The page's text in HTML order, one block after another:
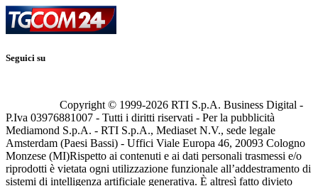
Seguici su
Copyright © 1999-2026 RTI S.p.A. Business Digital -
P.Iva 03976881007 - Tutti i diritti riservati - Per la pubblicità
Mediamond S.p.A. - RTI S.p.A., Mediaset N.V., sede legale
Amsterdam (Paesi Bassi) - Uffici Viale Europa 46, 20093 Cologno
Monzese (MI)Rispetto ai contenuti e ai dati personali trasmessi e/o
riprodotti è vietata ogni utilizzazione funzionale all’addestramento di
sistemi di intelligenza artificiale generativa. È altresì fatto divieto